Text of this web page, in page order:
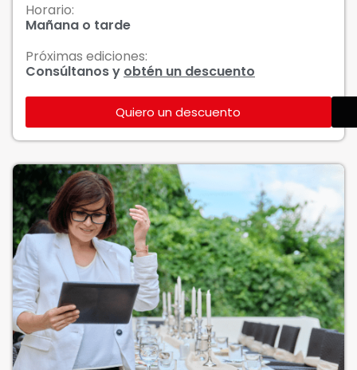
Horario:
Mañana o tarde
Próximas ediciones:
Consúltanos y obtén un descuento
Quiero un descuento